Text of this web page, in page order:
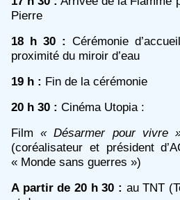
Pierre
18 h 30 : Cérémonie
proximité du miroir d’eau
19 h : Fin de la cérémonie
20 h 30 : Cinéma Utopia :
Film« Désarmer pour vivre
(coréalisateur et président
« Monde sans guerres »)
A partir de 20 h 30 : au TNT